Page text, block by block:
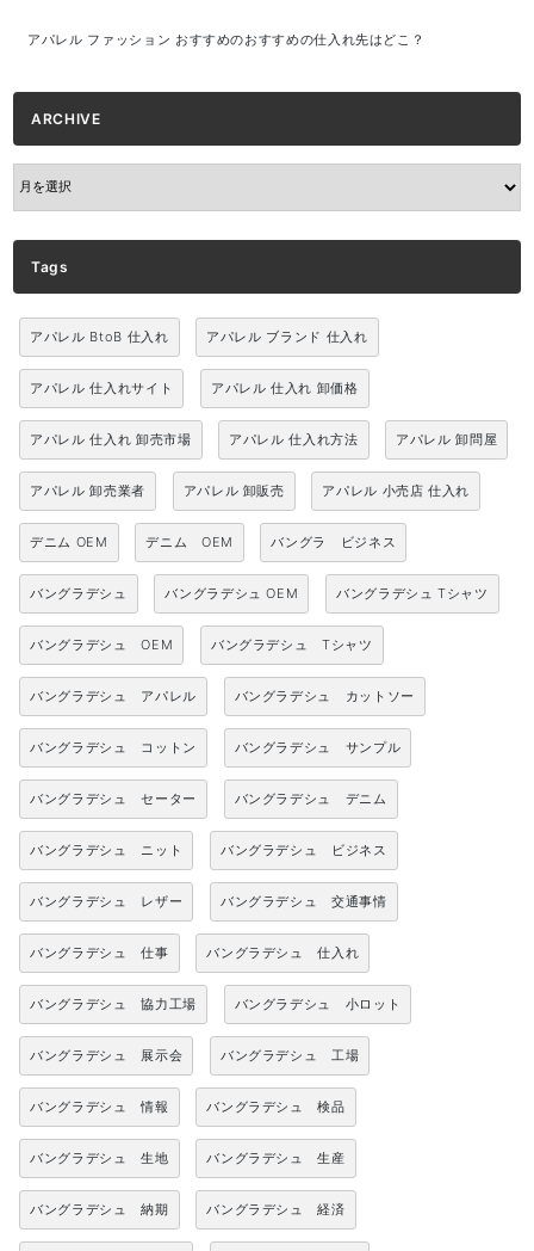
アパレル ファッション おすすめのおすすめの仕入れ先はどこ？
ARCHIVE
ARCHIVE
Tags
アパレル BtoB 仕入れ アパレル ブランド 仕入れ
アパレル 仕入れサイト アパレル 仕入れ 卸価格
アパレル 仕入れ 卸売市場 アパレル 仕入れ方法 アパレル 卸問屋
アパレル 卸売業者 アパレル 卸販売 アパレル 小売店 仕入れ
デニム OEM デニム OEM バングラ ビジネス
バングラデシュ バングラデシュ OEM バングラデシュ Tシャツ
バングラデシュ OEM バングラデシュ Tシャツ
バングラデシュ アパレル バングラデシュ カットソー
バングラデシュ コットン バングラデシュ サンプル
バングラデシュ セーター バングラデシュ デニム
バングラデシュ ニット バングラデシュ ビジネス
バングラデシュ レザー バングラデシュ 交通事情
バングラデシュ 仕事 バングラデシュ 仕入れ
バングラデシュ 協力工場 バングラデシュ 小ロット
バングラデシュ 展示会 バングラデシュ 工場
バングラデシュ 情報 バングラデシュ 検品
バングラデシュ 生地 バングラデシュ 生産
バングラデシュ 納期 バングラデシュ 経済